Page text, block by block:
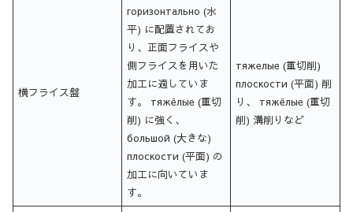
横フライス盤
горизонтально (水
平) に配置されてお
り、正面フライスや
側フライスを用いた
加工に適していま
す。 тяжёлые (重切
削) に強く、
большой (大きな)
плоскости (平面) の
加工に向いていま
す。
тяжелые (重切削)
плоскости (平面) 削
り、 тяжёлые (重切
削) 溝削りなど